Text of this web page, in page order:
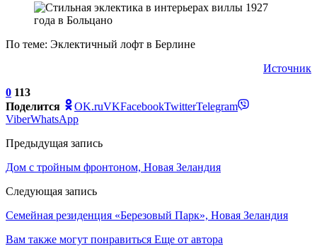
По теме: Эклектичный лофт в Берлине
Источник
0 113
Поделится
OK.ruVKFacebookTwitterTelegram
ViberWhatsApp
Предыдущая запись
Дом с тройным фронтоном, Новая Зеландия
Следующая запись
Семейная резиденция «Березовый Парк», Новая Зеландия
Вам также могут понравиться Еще от автора